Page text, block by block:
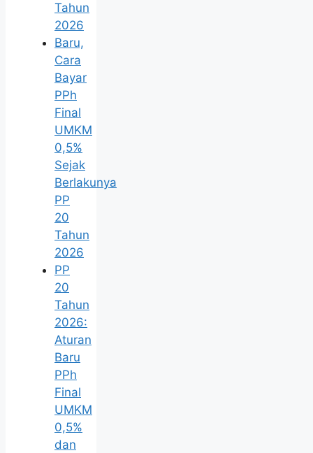
Tahun
2026
Baru,
Cara
Bayar
PPh
Final
UMKM
0,5%
Sejak
Berlakunya
PP
20
Tahun
2026
PP
20
Tahun
2026:
Aturan
Baru
PPh
Final
UMKM
0,5%
dan